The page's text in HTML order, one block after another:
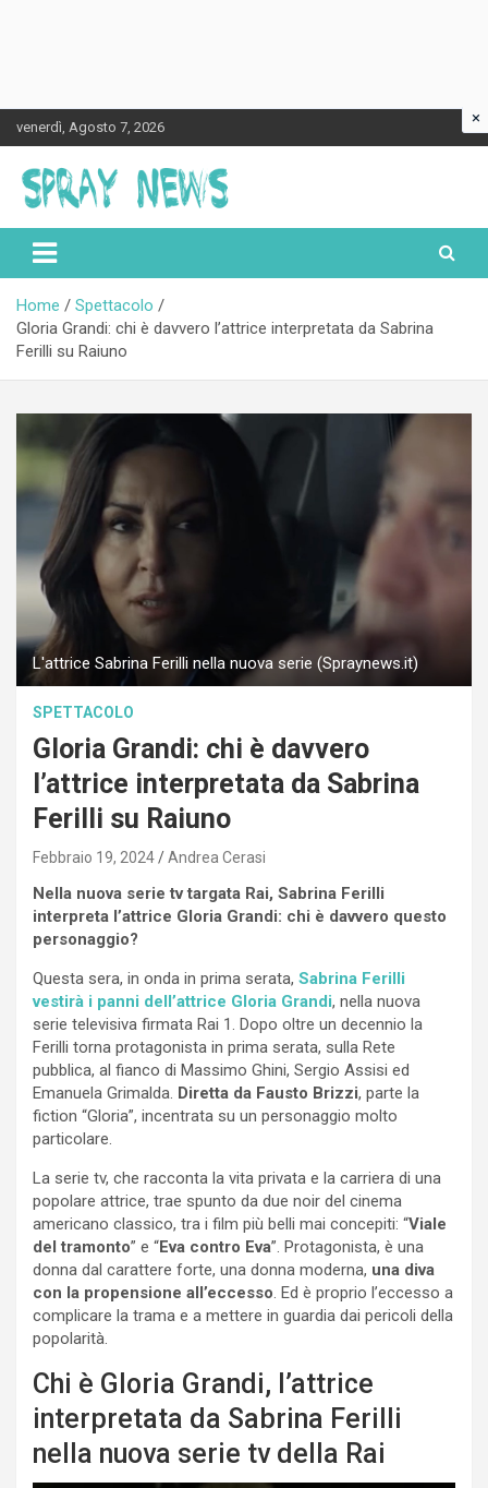
to
content
venerdì, Agosto 7, 2026
Spraynews.it
Home
Spettacolo
Gloria Grandi: chi è davvero l’attrice interpretata da Sabrina
Ferilli su Raiuno
L'attrice Sabrina Ferilli nella nuova serie (Spraynews.it)
SPETTACOLO
Gloria Grandi: chi è davvero
l’attrice interpretata da Sabrina
Ferilli su Raiuno
Febbraio 19, 2024 Andrea Cerasi
Nella nuova serie tv targata Rai, Sabrina Ferilli
interpreta l’attrice Gloria Grandi: chi è davvero questo
personaggio?
Questa sera, in onda in prima serata, Sabrina Ferilli
vestirà i panni dell’attrice Gloria Grandi, nella nuova
serie televisiva firmata Rai 1. Dopo oltre un decennio la
Ferilli torna protagonista in prima serata, sulla Rete
pubblica, al fianco di Massimo Ghini, Sergio Assisi ed
Emanuela Grimalda. Diretta da Fausto Brizzi, parte la
fiction “Gloria”, incentrata su un personaggio molto
particolare.
La serie tv, che racconta la vita privata e la carriera di una
popolare attrice, trae spunto da due noir del cinema
americano classico, tra i film più belli mai concepiti: “Viale
del tramonto” e “Eva contro Eva”. Protagonista, è una
donna dal carattere forte, una donna moderna, una diva
con la propensione all’eccesso. Ed è proprio l’eccesso a
complicare la trama e a mettere in guardia dai pericoli della
popolarità.
Chi è Gloria Grandi, l’attrice
interpretata da Sabrina Ferilli
nella nuova serie tv della Rai
×